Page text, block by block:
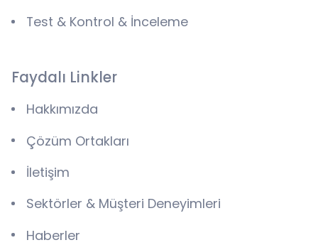
Test & Kontrol & İnceleme
Faydalı Linkler
Hakkımızda
Çözüm Ortakları
İletişim
Sektörler & Müşteri Deneyimleri
Haberler